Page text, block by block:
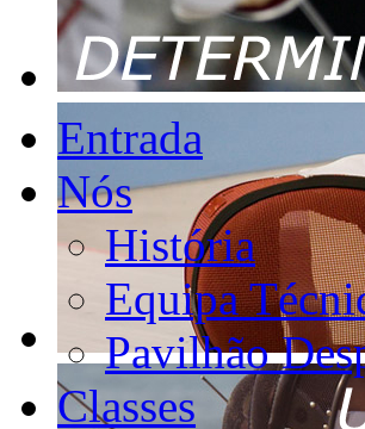
Entrada
Nós
História
Equipa
Pavilhão
Classes